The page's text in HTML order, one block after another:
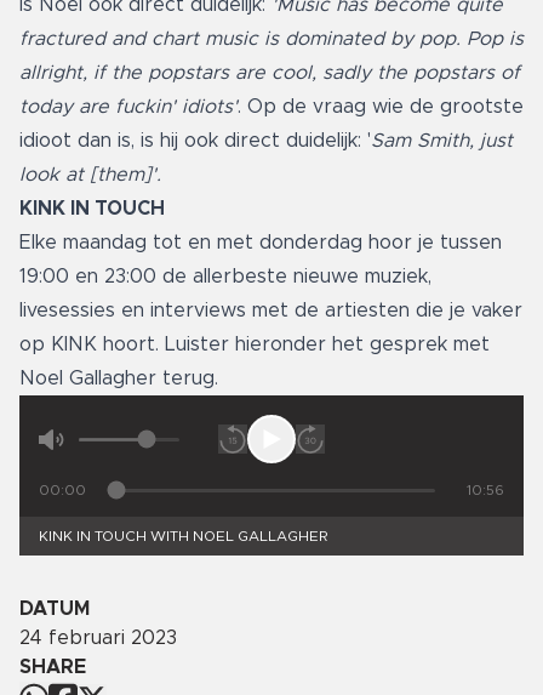
is Noel ook direct duidelijk: 'Music has become quite
fractured and chart music is dominated by pop. Pop is
allright, if the popstars are cool, sadly the popstars of
today are fuckin' idiots'. Op de vraag wie de grootste
idioot dan is, is hij ook direct duidelijk: 'Sam Smith, just
look at [them]'.
KINK IN TOUCH
Elke maandag tot en met donderdag hoor je tussen
19:00 en 23:00 de allerbeste nieuwe muziek,
livesessies en interviews met de artiesten die je vaker
op KINK hoort. Luister hieronder het gesprek met
Noel Gallagher terug.
00:00 10:56
KINK IN TOUCH WITH NOEL GALLAGHER
DATUM
24 februari 2023
SHARE